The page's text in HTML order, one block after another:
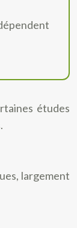
études
largement